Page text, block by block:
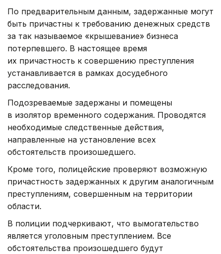
По предварительным данным, задержанные могут
быть причастны к требованию денежных средств
за так называемое «крышевание» бизнеса
потерпевшего. В настоящее время
их причастность к совершению преступления
устанавливается в рамках досудебного
расследования.
Подозреваемые задержаны и помещены
в изолятор временного содержания. Проводятся
необходимые следственные действия,
направленные на установление всех
обстоятельств произошедшего.
Кроме того, полицейские проверяют возможную
причастность задержанных к другим аналогичным
преступлениям, совершенным на территории
области.
В полиции подчеркивают, что вымогательство
является уголовным преступлением. Все
обстоятельства произошедшего будут